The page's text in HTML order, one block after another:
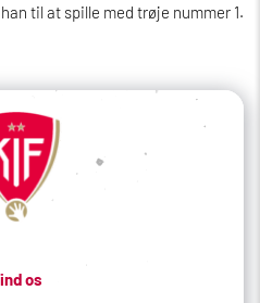
til at spille med trøje nummer 1.
os